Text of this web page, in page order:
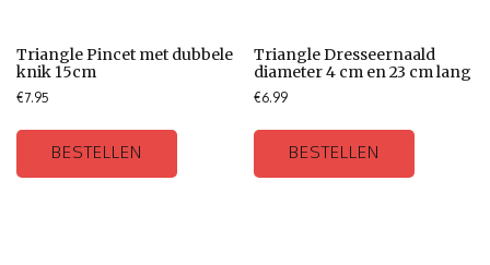
Triangle Pincet met dubbele
knik 15cm
€7.95
BESTELLEN
Triangle Dresseernaald
diameter 4 cm en 23 cm lang
€6.99
BESTELLEN